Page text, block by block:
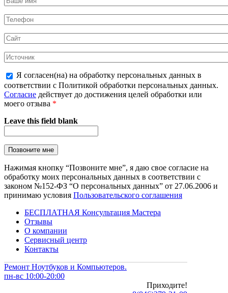
Я согласен(на) на обработку персональных данных в
соответствии с Политикой обработки персональных данных.
Согласие действует до достижения целей обработки или
моего отзыва *
Leave this field blank
Нажимая кнопку “Позвоните мне”, я даю свое согласие на
обработку моих персональных данных в соответствии с
законом №152-ФЗ “О персональных данных” от 27.06.2006 и
принимаю условия Пользовательского соглашения
БЕСПЛАТНАЯ Консультация Мастера
Отзывы
О компании
Сервисный центр
Контакты
Ремонт Ноутбуков и Компьютеров.
пн-вс 10:00-20:00
Приходите!